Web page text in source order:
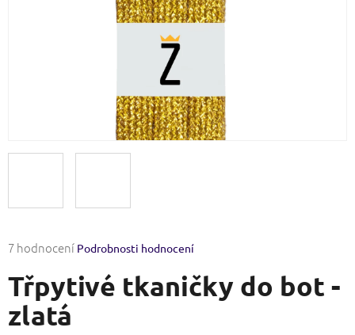
Průměrné
produktu
je
3,6
z
7 hodnocení Podrobnosti hodnocení
Třpytivé tkaničky do bot -
zlatá